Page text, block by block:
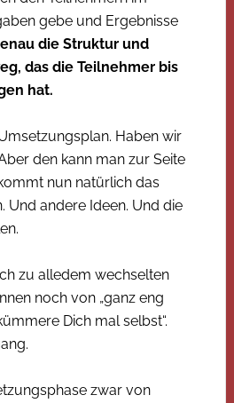
gebe und Ergebnisse
die Struktur und
das die Teilnehmer bis
hat.
Haben wir
den kann man zur Seite
nun natürlich das
Und andere Ideen. Und die
zu alledem wechselten
noch von „ganz eng
Dich mal selbst“.
zwar von